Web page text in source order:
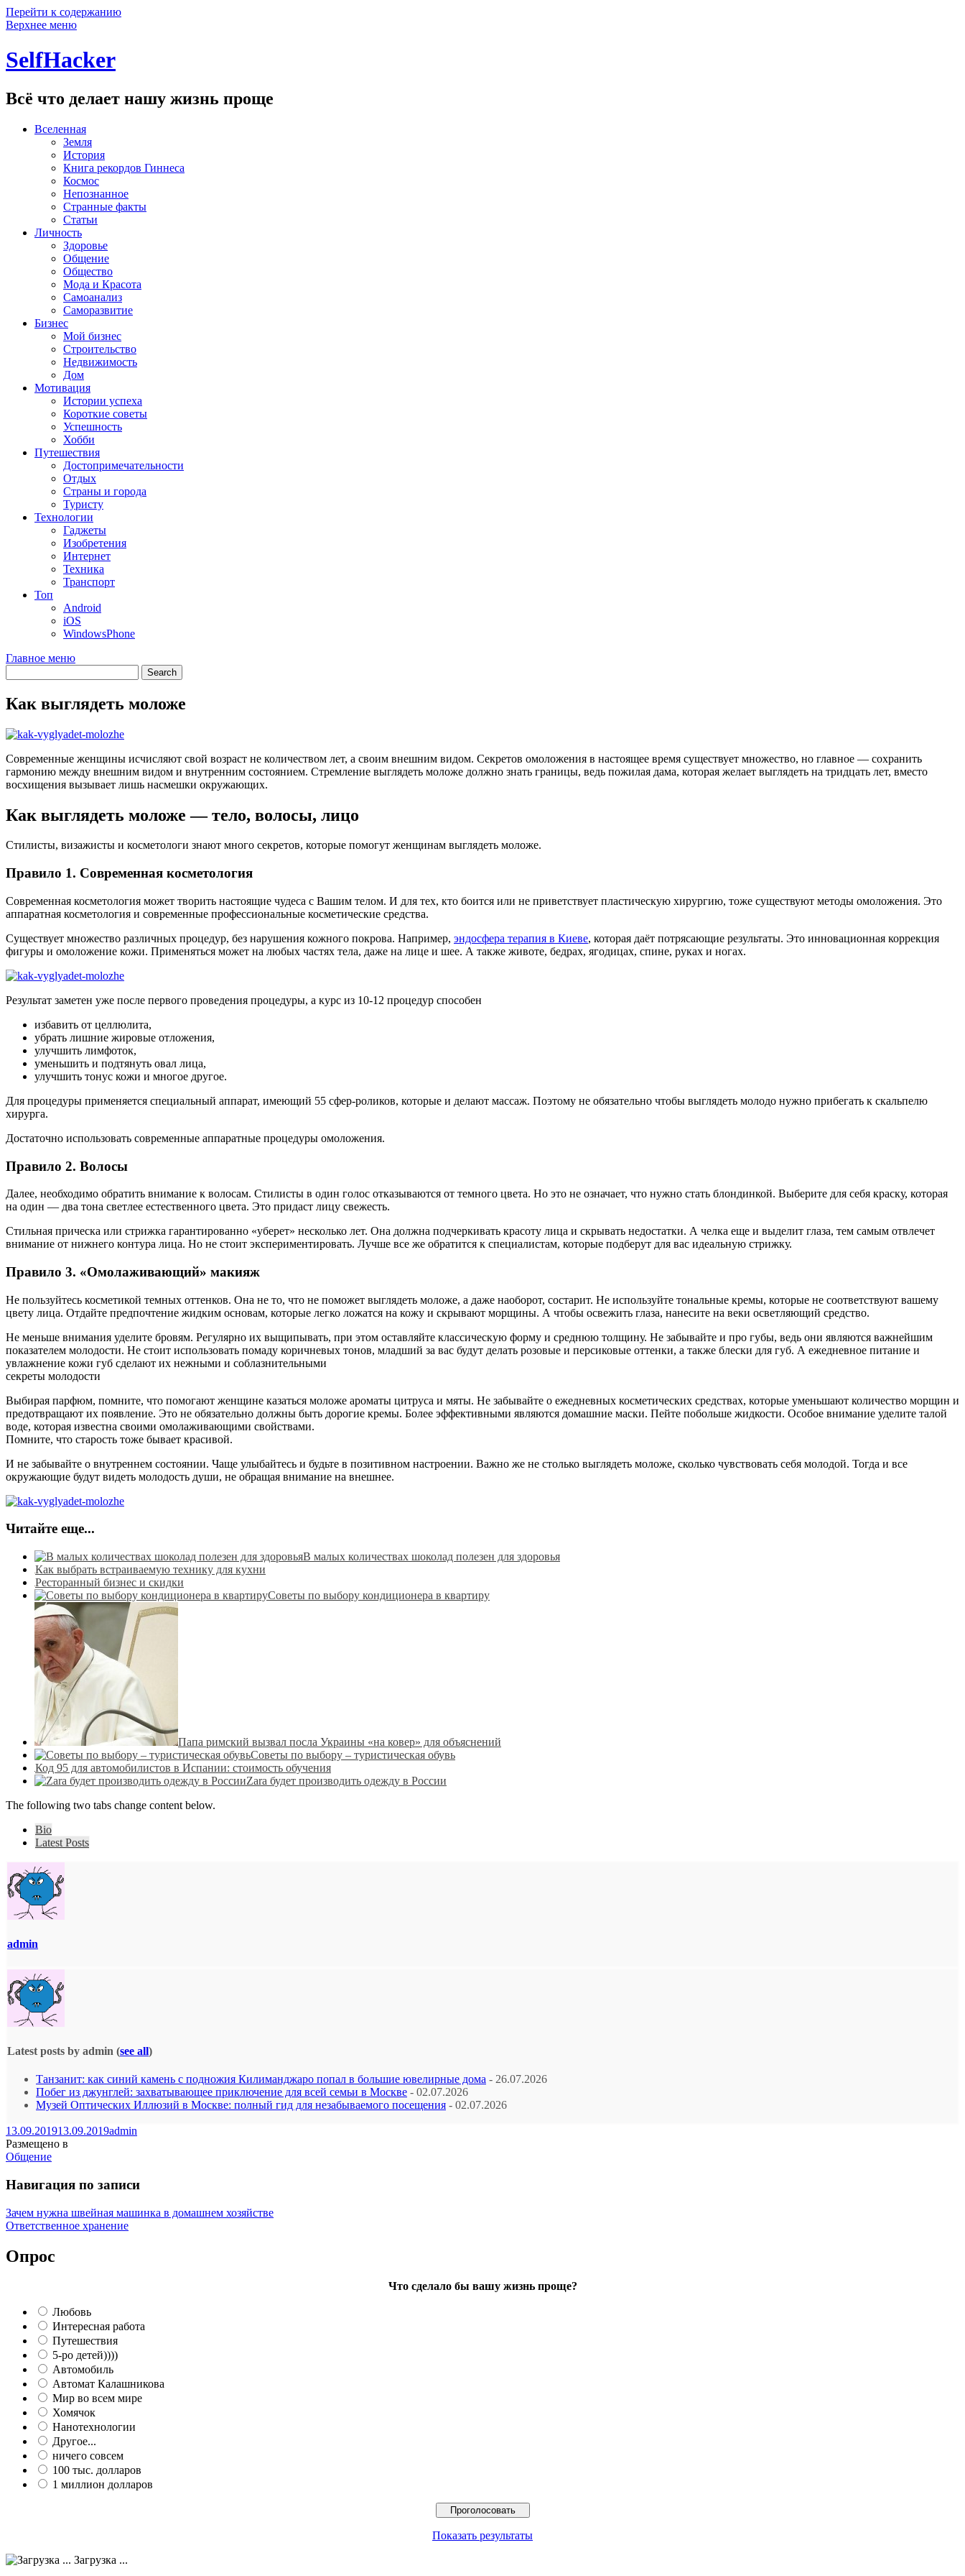
Перейти к содержанию
Верхнее меню
SelfHacker
Всё что делает нашу жизнь проще
Вселенная
Земля
История
Книга рекордов Гиннеса
Космос
Непознанное
Странные факты
Статьи
Личность
Здоровье
Общение
Общество
Мода и Красота
Самоанализ
Саморазвитие
Бизнес
Мой бизнес
Строительство
Недвижимость
Дом
Мотивация
Истории успеха
Короткие советы
Успешность
Хобби
Путешествия
Достопримечательности
Отдых
Страны и города
Туристу
Технологии
Гаджеты
Изобретения
Интернет
Техника
Транспорт
Топ
Android
iOS
WindowsPhone
Главное меню
Как выглядеть моложе
Современные женщины исчисляют свой возраст не количеством лет, а своим внешним видом. Секретов омоложения в настоящее время существует множество, но главное — сохранить
гармонию между внешним видом и внутренним состоянием. Стремление выглядеть моложе должно знать границы, ведь пожилая дама, которая желает выглядеть на тридцать лет, вместо
восхищения вызывает лишь насмешки окружающих.
Как выглядеть моложе — тело, волосы, лицо
Стилисты, визажисты и косметологи знают много секретов, которые помогут женщинам выглядеть моложе.
Правило 1. Современная косметология
Современная косметология может творить настоящие чудеса с Вашим телом. И для тех, кто боится или не приветствует пластическую хирургию, тоже существуют методы омоложения. Это
аппаратная косметология и современные профессиональные косметические средства.
Существует множество различных процедур, без нарушения кожного покрова. Например, эндосфера терапия в Киеве, которая даёт потрясающие результаты. Это инновационная коррекция
фигуры и омоложение кожи. Применяться может на любых частях тела, даже на лице и шее. А также животе, бедрах, ягодицах, спине, руках и ногах.
Результат заметен уже после первого проведения процедуры, а курс из 10-12 процедур способен
избавить от целлюлита,
убрать лишние жировые отложения,
улучшить лимфоток,
уменьшить и подтянуть овал лица,
улучшить тонус кожи и многое другое.
Для процедуры применяется специальный аппарат, имеющий 55 сфер-роликов, которые и делают массаж. Поэтому не обязательно чтобы выглядеть молодо нужно прибегать к скальпелю
хирурга.
Достаточно использовать современные аппаратные процедуры омоложения.
Правило 2. Волосы
Далее, необходимо обратить внимание к волосам. Стилисты в один голос отказываются от темного цвета. Но это не означает, что нужно стать блондинкой. Выберите для себя краску, которая
на один — два тона светлее естественного цвета. Это придаст лицу свежесть.
Стильная прическа или стрижка гарантированно «уберет» несколько лет. Она должна подчеркивать красоту лица и скрывать недостатки. А челка еще и выделит глаза, тем самым отвлечет
внимание от нижнего контура лица. Но не стоит экспериментировать. Лучше все же обратится к специалистам, которые подберут для вас идеальную стрижку.
Правило 3. «Омолаживающий» макияж
Не пользуйтесь косметикой темных оттенков. Она не то, что не поможет выглядеть моложе, а даже наоборот, состарит. Не используйте тональные кремы, которые не соответствуют вашему
цвету лица. Отдайте предпочтение жидким основам, которые легко ложатся на кожу и скрывают морщины. А чтобы освежить глаза, нанесите на веки осветляющий средство.
Не меньше внимания уделите бровям. Регулярно их выщипывать, при этом оставляйте классическую форму и среднюю толщину. Не забывайте и про губы, ведь они являются важнейшим
показателем молодости. Не стоит использовать помаду коричневых тонов, младший за вас будут делать розовые и персиковые оттенки, а также блески для губ. А ежедневное питание и
увлажнение кожи губ сделают их нежными и соблазнительными
секреты молодости
Выбирая парфюм, помните, что помогают женщине казаться моложе ароматы цитруса и мяты. Не забывайте о ежедневных косметических средствах, которые уменьшают количество морщин и
предотвращают их появление. Это не обязательно должны быть дорогие кремы. Более эффективными являются домашние маски. Пейте побольше жидкости. Особое внимание уделите талой
воде, которая известна своими омолаживающими свойствами.
Помните, что старость тоже бывает красивой.
И не забывайте о внутреннем состоянии. Чаще улыбайтесь и будьте в позитивном настроении. Важно же не столько выглядеть моложе, сколько чувствовать себя молодой. Тогда и все
окружающие будут видеть молодость души, не обращая внимание на внешнее.
Читайте еще...
В малых количествах шоколад полезен для здоровья
Как выбрать встраиваемую технику для кухни
Ресторанный бизнес и скидки
Советы по выбору кондиционера в квартиру
Папа римский вызвал посла Украины «на ковер» для объяснений
Советы по выбору – туристическая обувь
Код 95 для автомобилистов в Испании: стоимость обучения
Zara будет производить одежду в России
The following two tabs change content below.
Bio
Latest Posts
admin
Latest posts by admin (see all)
Танзанит: как синий камень с подножия Килиманджаро попал в большие ювелирные дома - 26.07.2026
Побег из джунглей: захватывающее приключение для всей семьи в Москве - 02.07.2026
Музей Оптических Иллюзий в Москве: полный гид для незабываемого посещения - 02.07.2026
13.09.201913.09.2019admin
Размещено в
Общение
Навигация по записи
Зачем нужна швейная машинка в домашнем хозяйстве
Ответственное хранение
Опрос
Что сделало бы вашу жизнь проще?
Любовь
Интересная работа
Путешествия
5-ро детей))))
Автомобиль
Автомат Калашникова
Мир во всем мире
Хомячок
Нанотехнологии
Другое...
ничего совсем
100 тыс. долларов
1 миллион долларов
Показать результаты
Загрузка ...